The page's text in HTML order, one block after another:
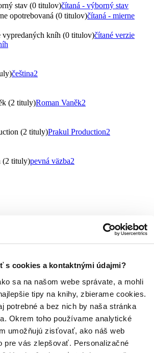
s cookies a kontaktnými údajmi?
sa na našom webe správate, a mohli
tipy na knihy, zbierame cookies.
potrebné a bez nich by naša stránka
Okrem toho používame analytické
umožňujú zisťovať, ako náš web
pre vás zlepšovať. Personalizačné
stav (0 titulov)čítaná - výborný stav
opotrebovaná (0 titulov)čítaná - mierne
vypredaných kníh (0 titulov)čítané verzie
čeština2
(2 tituly)Roman Vaněk2
(2 tituly)Prakul Production2
(2 tituly)pevná väzba2